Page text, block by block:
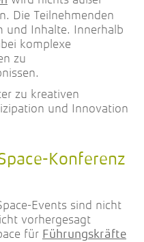
Die Teilnehmenden
und Inhalte. Innerhalb
komplexe
zu
zu kreativen
und Innovation
Konferenz
Events sind nicht
vorhergesagt
für Führungskräfte